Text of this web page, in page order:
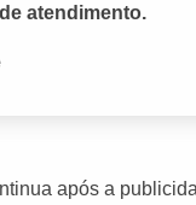
atendimento.
após a